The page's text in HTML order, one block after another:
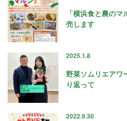
「横浜食と農の
売します
2025.1.8
野菜ソムリエアワ
り返って
2022.9.30